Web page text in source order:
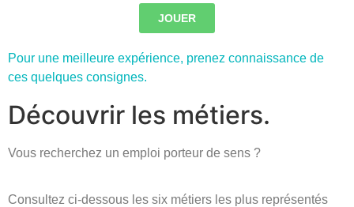
JOUER
Pour une meilleure expérience, prenez connaissance de
ces quelques consignes.
Découvrir les métiers.
Vous recherchez un emploi porteur de sens ?
Consultez ci-dessous les six métiers les plus représentés